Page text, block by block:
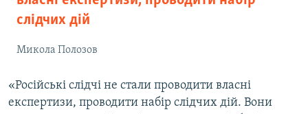
слідчих дій
Микола Полозов
«Російські слідчі не стали проводити власні
експертизи, проводити набір слідчих дій. Вони